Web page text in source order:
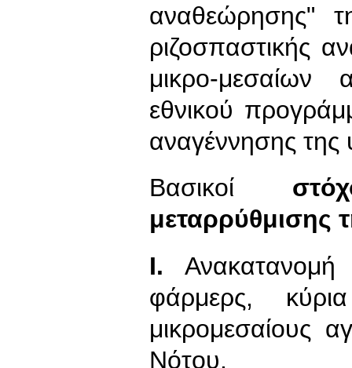
αναθεώρησης"
ριζοσπαστικής
μικρο-
εθνικού
αναγέννησης της
Βασικοί
μεταρρύθμισης
Ι.
φάρμερς,
μικρομεσαίους
Νότου.